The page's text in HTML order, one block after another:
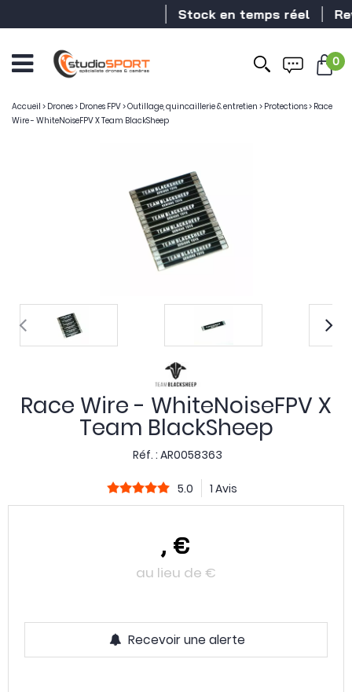
Stock en temps réel
0
Accueil > Drones> Drones FPV>Outillage, quincaillerie & entretien > Protections> Race
Wire - WhiteNoiseFPV X Team BlackSheep
Race Wire - WhiteNoiseFPV X
Team BlackSheep
Réf. : AR0058363
5.0 1 Avis
, €
au lieu de €
Recevoir une alerte